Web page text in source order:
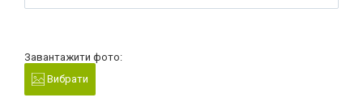
Завантажити фото:
Вибрати